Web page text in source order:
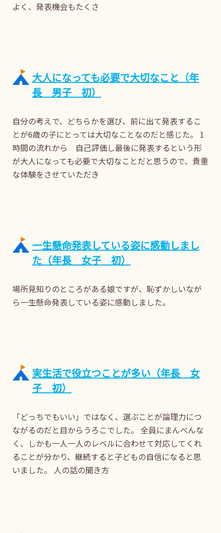
よく、発表機会もたくさ
大人になっても必要で大切なこと（年
長 男子 初）
自分の考えで、どちらかを選び、前に出て発表するこ
とが6歳の子にとっては大切なことなのだと感じた。 1
時間の流れから 自己評価し最後に発表するという形
が大人になっても必要で大切なことだと思うので、貴重
な体験をさせていただき
一生懸命発表している姿に感動しまし
た（年長 女子 初）
場所見知りのところがある娘ですが、恥ずかしいなが
ら一生懸命発表している姿に感動しました。
実生活で役立つことが多い（年長 女
子 初）
「どっちでもいい」ではなく、選ぶことが論理力につ
ながるのだと目からうろこでした。 全員にまんべんな
く、しかも一人一人のレベルに合わせて対応してくれ
ることが分かり、継続すると子どもの自信になると思
いました。 人の話の聞き方